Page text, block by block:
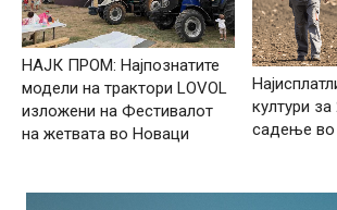
НАЈК ПРОМ: Најпознатите
модели на трактори LOVOL
изложени на Фестивалот
на жетвата во Новаци
култури
садење во